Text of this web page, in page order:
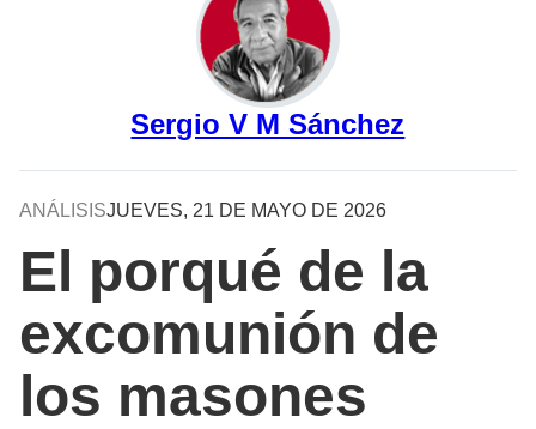
Sergio V M Sánchez
ANÁLISISJUEVES, 21 DE MAYO DE 2026
El porqué de la
excomunión de
los masones